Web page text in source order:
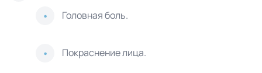
Головная боль.
Покраснение лица.